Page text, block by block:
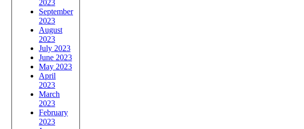
2023
September
2023
August
2023
July 2023
June 2023
May 2023
April
2023
March
2023
February
2023